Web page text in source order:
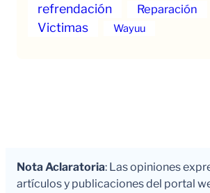
refrendación Reparación
Victimas
Wayuu
Nota Aclaratoria: Las opiniones
artículos y publicaciones del portal